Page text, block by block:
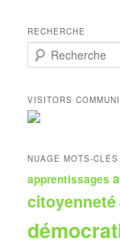
RECHERCHE
e
h
e
r
h
VISITORS
NUAGE MOTS-CLÉS
apprentissages
citoyenneté